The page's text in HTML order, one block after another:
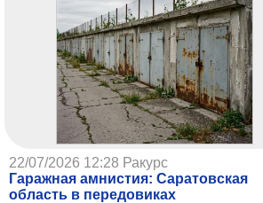
22/07/2026 12:28 Ракурс
Гаражная амнистия: Саратовская
область в передовиках